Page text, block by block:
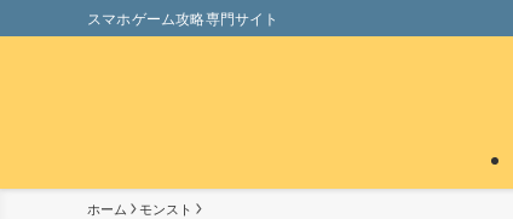
スマホゲーム攻略専門サイト
ホーム モンスト